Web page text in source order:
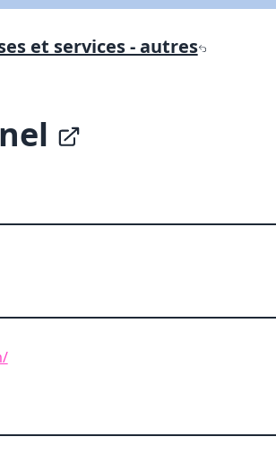
et services - autres
X Fermer
Copier lien